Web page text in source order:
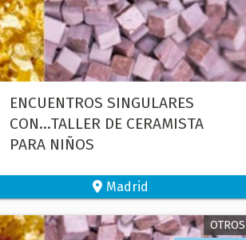
ENCUENTROS SINGULARES
CON...TALLER DE CERAMISTA
PARA NIÑOS
Madrid
OTROS